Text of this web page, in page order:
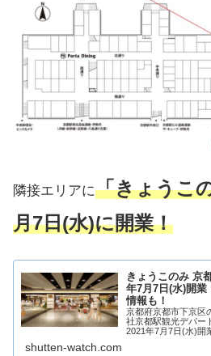
隣接エリアに「きょうこ
月7日(水)に開業！
きょうこのみ 京
年7月7日(水)開
情報も！
京都府京都市下京区
社京都駅観光デパー
2021年7月7日(水)開
「デイリーユース
洋菓子を中心に19
shutten-watch.com